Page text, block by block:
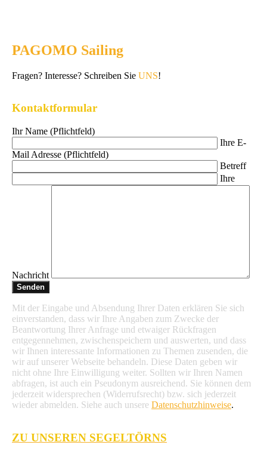
PAGOMO Sailing
Fragen? Interesse? Schreiben Sie UNS!
Kontaktformular
Ihr Name (Pflichtfeld)
Ihre E-
Mail Adresse (Pflichtfeld)
Betreff
Ihre
Nachricht
Mit der Eingabe und Absendung Ihrer Daten erklären Sie sich
einverstanden, dass wir Ihre Angaben zum Zwecke der
Beantwortung Ihrer Anfrage und etwaiger Rückfragen
entgegennehmen, zwischenspeichern und auswerten, und dass
wir Ihnen interessante Informationen zu Themen zusenden, die
wir auf unserer Webseite behandeln. Diese Daten geben wir
nicht ohne Ihre Einwilligung weiter. Sollten wir Ihren Namen
abfragen, ist auch ein Pseudonym ausreichend. Sie können dem
jederzeit widersprechen (Widerrufsrecht) bzw. sich jederzeit
wieder abmelden. Siehe auch unsere Datenschutzhinweise.
ZU UNSEREN SEGELTÖRNS